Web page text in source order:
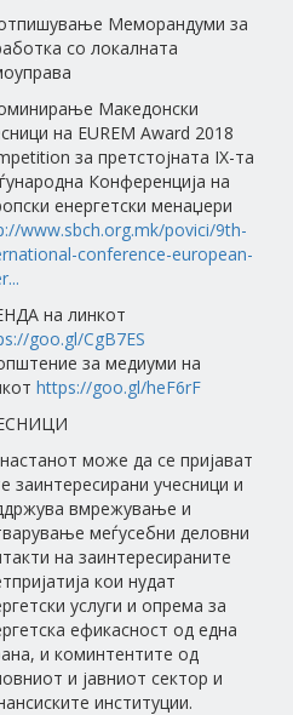
Меморандуми за
со локалната
Македонски
на EUREM Award 2018
за претстојната IX-та
Конференција на
енергетски менаџери
www.sbch.org.mk/povici/9th-
conference-european-
на линкот
goo.gl/CgB7ES
за медиуми на
https://goo.gl/heF6rF
може да се пријават
заинтересирани учесници и
вмрежување и
меѓусебни деловни
на заинтересираните
кои нудат
услуги и опрема за
ефикасност од една
и коминтентите од
и јавниот сектор и
институции.